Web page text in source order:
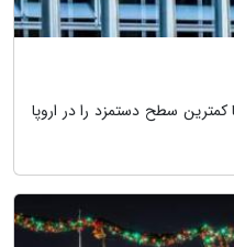
کمترین سطح دستمزد را در اروپا